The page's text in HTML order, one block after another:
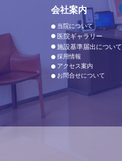
会社案内
当院について
医院ギャラリー
施設基準届出について
採用情報
アクセス案内
お問合せについて